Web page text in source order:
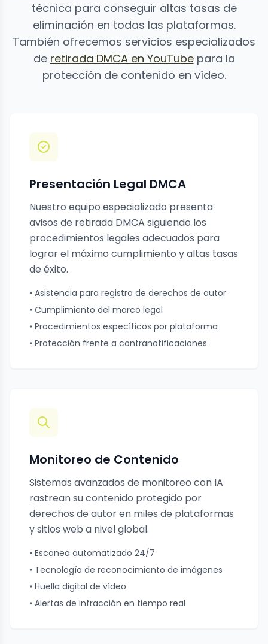
técnica para conseguir altas tasas de
eliminación en todas las plataformas.
También ofrecemos servicios especializados
de retirada DMCA en YouTubepara la
protección de contenido en vídeo.
Presentación Legal DMCA
Nuestro equipo especializado presenta
avisos de retirada DMCA siguiendo los
procedimientos legales adecuados para
lograr el máximo cumplimiento y altas tasas
de éxito.
• Asistencia para registro de derechos de autor
• Cumplimiento del marco legal
• Procedimientos específicos por plataforma
• Protección frente a contranotificaciones
Monitoreo de Contenido
Sistemas avanzados de monitoreo con IA
rastrean su contenido protegido por
derechos de autor en miles de plataformas
y sitios web a nivel global.
• Escaneo automatizado 24/7
• Tecnología de reconocimiento de imágenes
• Huella digital de vídeo
• Alertas de infracción en tiempo real